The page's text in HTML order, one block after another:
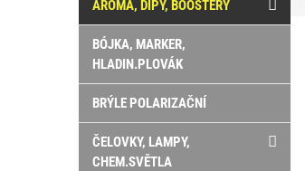
AROMA, DIPY, BOOSTERY
BÓJKA, MARKER,
HLADIN.PLOVÁK
BRÝLE POLARIZAČNÍ
ČELOVKY, LAMPY,
CHEM.SVĚTLA